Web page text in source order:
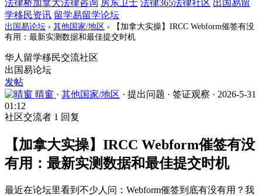
法律桥加拿大法律咨询 房东卫士 法律365法律社区 出国易留
学移民资讯 留学易留学论坛
出国易论坛 › 其他国家/地区 ›
【加拿大实操】IRCC Webform催签有没
有用：最新实测数据和最佳提交时机
华人留学移民交流社区
出国易论坛
发帖
晴窗 · 其他国家/地区 · 提出问题 · 签证观察 · 2026-5-31
01:12
社区交流者 1 回复
【加拿大实操】IRCC Webform催签有没
有用：最新实测数据和最佳提交时机
最近在论坛里看到不少人问：Webform催签到底有没有用？我